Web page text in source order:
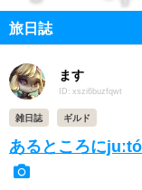
旅日誌
ます
ID: xszi6buzfqwt
雑日誌 ギルド
あるところに